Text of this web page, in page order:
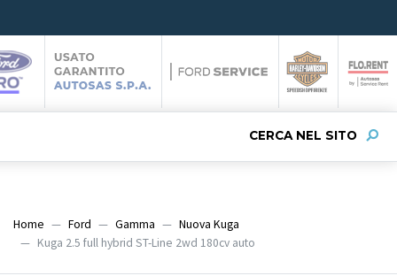
CERCA NEL SITO
Home Ford Gamma
Nuova Kuga
Kuga 2.5 full hybrid ST-Line 2wd 180cv auto